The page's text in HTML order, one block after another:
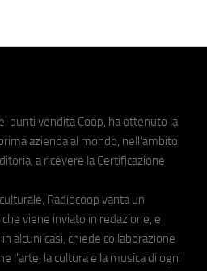
punti vendita Coop, ha ottenuto la
azienda al mondo, nell'ambito
a ricevere la Certificazione
Radiocoop vanta un
viene inviato in redazione, e
alcuni casi, chiede collaborazione
l'arte, la cultura e la musica di ogni